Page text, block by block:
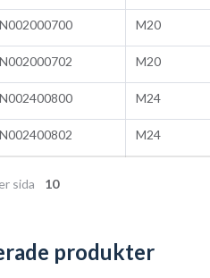
N002000700 M20
N002000702 M20
N002400800 M24
N002400802 M24
sida 10
produkter